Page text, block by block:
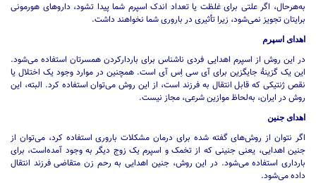
به‌هرحال، اگر علتی برای غلظت یا تعداد اندک اسپرم شما پیدا تشود، داروهای هورمونی
برایتان تجویز نمی‌شود، زیرا تأثیری در باروری شما نخواهند داشت.
اهدای اسپرم
در این روش از اسپرم اهدایی فردی ناشناس برای باردارکردن همسرتان استفاده می‌شود.
این یک گزینۀ جایگزین برای آی سی اِس آی است. همچنین در موارد وجود یک اختلال یا
نقص ژنتیکی که قابل انتقال به فرزند است، از این روش می‌توان استفاده کرد. البته، این
روش در ایران، به‌لحاظ موازین شرعی، مجاز نیست.
اهدای جنین
اگر نتوان از روش‌های گفته شده برای درمان مشکلات باروری استفاده کرد، می‌توان از
جنین اهدایی، یعنی جنینی که از تخمک و اسپرم یک زوج دیگر به وجود آمده‌است، برای
بارداری استفاده می‌شود. در این روش، جنین اهدایی به رحم زن متقاضی فرزند انتقال
داده می‌شود.